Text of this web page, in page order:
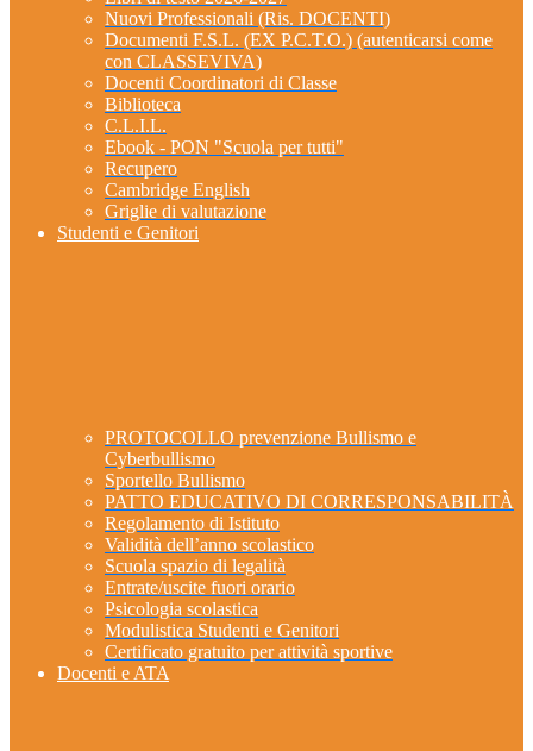
Nuovi Professionali (Ris. DOCENTI)
Documenti F.S.L. (EX P.C.T.O.) (autenticarsi come
con CLASSEVIVA)
Docenti Coordinatori di Classe
Biblioteca
C.L.I.L.
Ebook - PON "Scuola per tutti"
Recupero
Cambridge English
Griglie di valutazione
Studenti e Genitori
PROTOCOLLO prevenzione Bullismo e
Cyberbullismo
Sportello Bullismo
PATTO EDUCATIVO DI CORRESPONSABILITÀ
Regolamento di Istituto
Validità dell’anno scolastico
Scuola spazio di legalità
Entrate/uscite fuori orario
Psicologia scolastica
Modulistica Studenti e Genitori
Certificato gratuito per attività sportive
Docenti e ATA